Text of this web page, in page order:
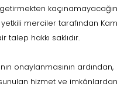
merciler tarafından
hakkı saklıdır.
onaylanmasının ardından,
hizmet ve